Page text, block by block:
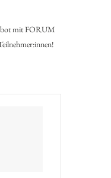
mit FORUM